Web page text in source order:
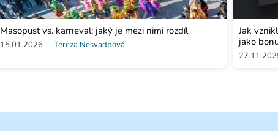
Masopust vs. karneval: jaký je mezi nimi rozdíl
15.01.2026 Tereza Nesvadbová
Jak
jako